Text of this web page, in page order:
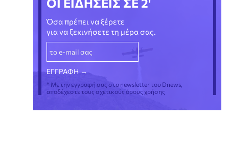
Όσα πρέπει να ξέρετε
για να ξεκινήσετε τη μέρα σας.
* Με την εγγραφή σας στο newsletter του Dnews,
αποδέχεστε τους σχετικούς όρους χρήσης